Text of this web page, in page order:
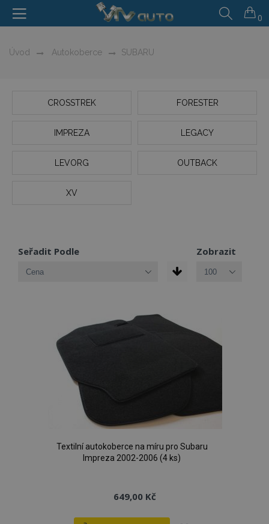
0
Úvod Autokoberce SUBARU
CROSSTREK FORESTER
IMPREZA LEGACY
LEVORG OUTBACK
XV
Seřadit Podle Zobrazit
Textilní autokoberce na míru pro Subaru
Impreza 2002-2006 (4 ks)
649,00 Kč